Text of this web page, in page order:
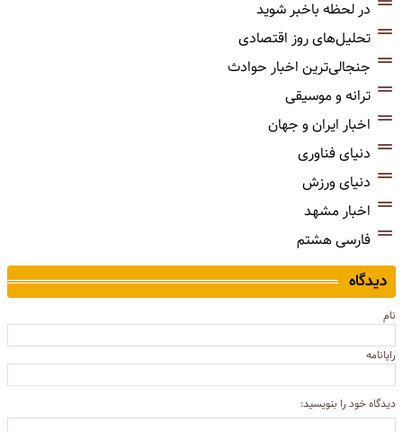
در لحظه باخبر شوید
تحلیل‌های روز اقتصادی
جنجالی‌ترین اخبار حوادث
ترانه و موسیقی
اخبار ایران و جهان
دنیای فناوری
دنیای ورزش
اخبار مشهد
فارسی هشتم
دیدگاه
نام
رایانامه
دیدگاه خود را بنویسید: